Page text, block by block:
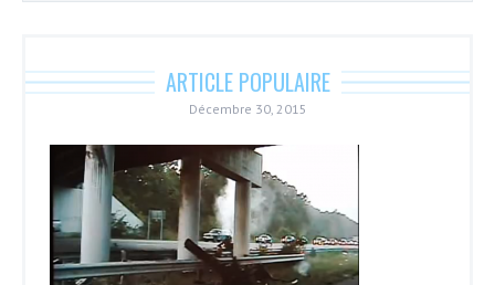
ARTICLE POPULAIRE
Décembre 30, 2015